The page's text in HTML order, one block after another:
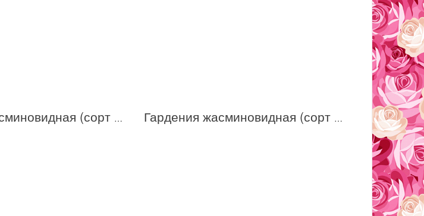
Гардения жасминовидная (сорт 'Highligts Pinweel ®') Гардения жасминовидная (сорт 'Kleim`s Hardy')